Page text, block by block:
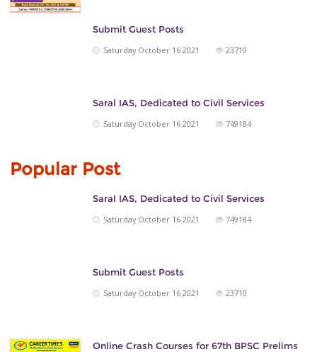
Submit Guest Posts
Saturday October 16 2021
23710
Saral IAS, Dedicated to Civil Services
Saturday October 16 2021
749184
Popular Post
Saral IAS, Dedicated to Civil Services
Saturday October 16 2021
749184
Submit Guest Posts
Saturday October 16 2021
23710
Online Crash Courses for 67th BPSC Prelims